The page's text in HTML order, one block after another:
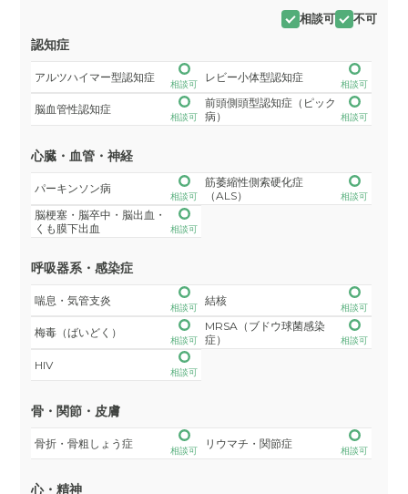
相談可 不可
認知症
アルツハイマー型認知症
相談可
レビー小体型認知症
相談可
脳血管性認知症
相談可
前頭側頭型認知症（ピック
病）
相談可
心臓・血管・神経
パーキンソン病
相談可
筋萎縮性側索硬化症
（ALS）
相談可
脳梗塞・脳卒中・脳出血・
くも膜下出血
相談可
呼吸器系・感染症
喘息・気管支炎
相談可
結核
相談可
梅毒（ばいどく）
相談可
MRSA（ブドウ球菌感染
症）
相談可
HIV
相談可
骨・関節・皮膚
骨折・骨粗しょう症
相談可
リウマチ・関節症
相談可
心・精神